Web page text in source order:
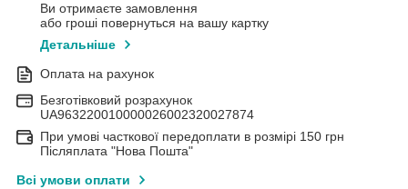
Ви отримаєте замовлення
або гроші повернуться на вашу картку
Детальніше
Оплата на рахунок
Безготівковий розрахунок
UA963220010000026002320027874
При умові часткової передоплати в розмірі 150 грн
Післяплата "Нова Пошта"
Всі умови оплати